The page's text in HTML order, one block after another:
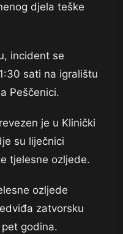
djela teške
incident se
sati na igralištu
Peščenici.
je u Klinički
su liječnici
tjelesne ozljede.
ozljede
zatvorsku
godina.